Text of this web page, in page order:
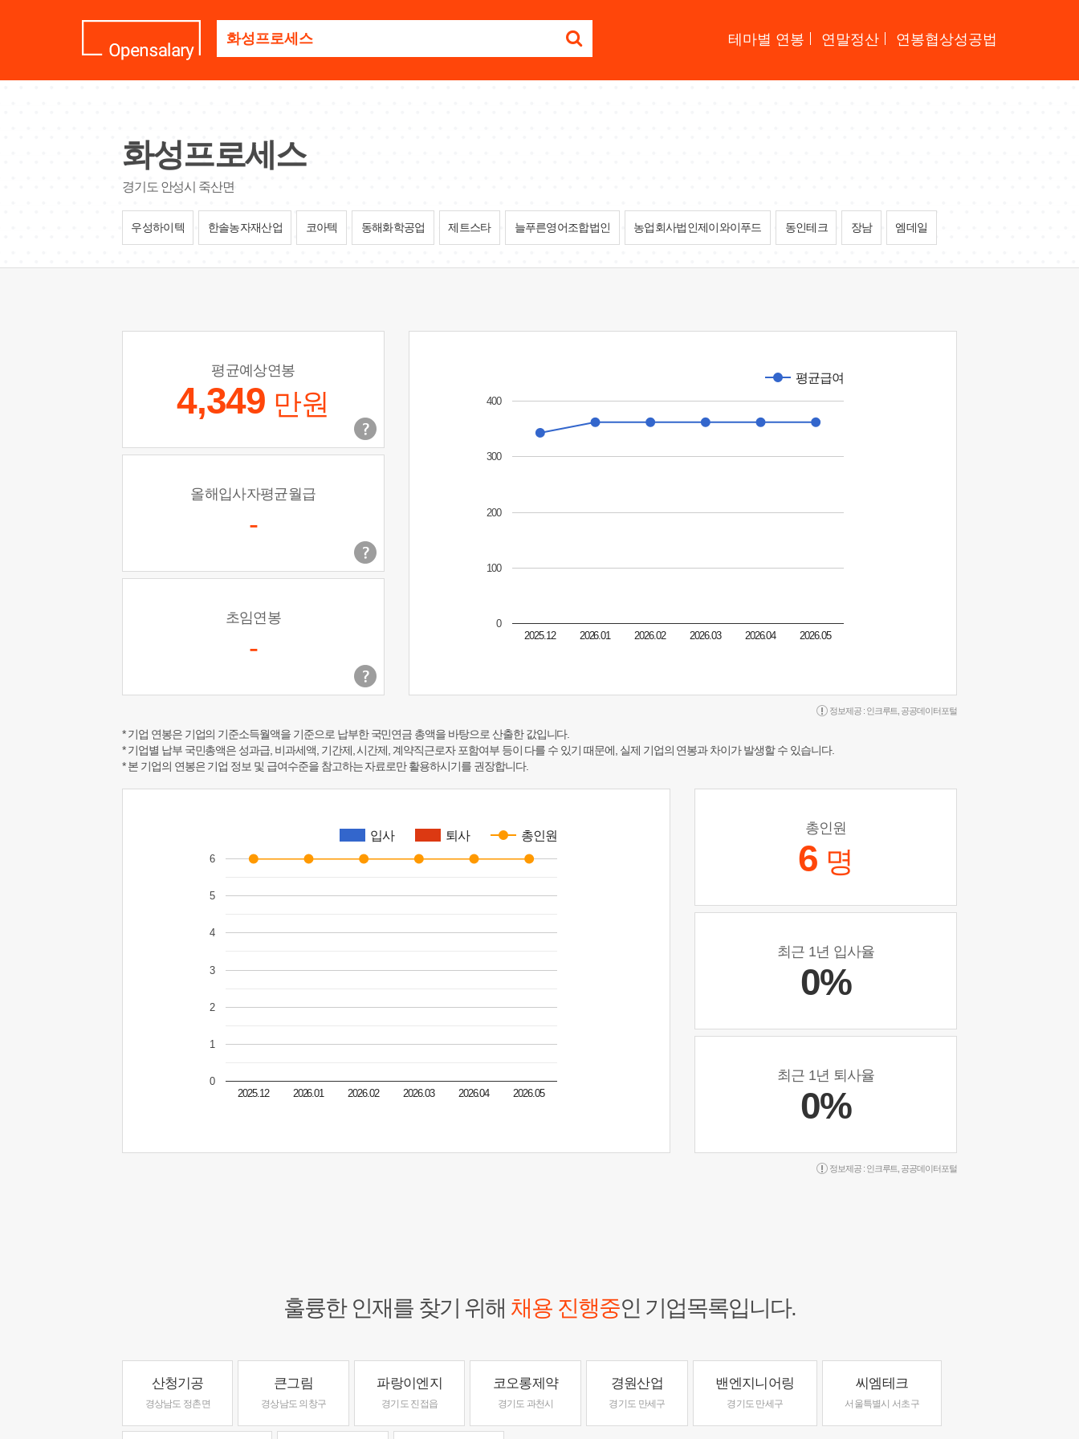
명
세
요
테마별 연봉 연말정산 연봉협상성공법
화성프로세스
경기도 안성시 죽산면
우성하이텍 한솔농자재산업 코아텍 동해화학공업 제트스타 늘푸른영어조합법인 농업회사법인제이와이푸드 동인테크 장남 엠데일
평균예상연봉
4,349 만원
올해입사자평균월급
-
초임연봉
-
평균급여
2025.12 2026.01 2026.02 2026.03 2026.04 2026.05
0
100
200
300
400
정보제공 : 인크루트 공공데이터포털
* 기업 연봉은 기업의 기준소득월액을 기준으로 납부한 국민연금 총액을 바탕으로 산출한 값입니다.
* 기업별 납부 국민총액은 성과급, 비과세액, 기간제, 시간제, 계약직근로자 포함여부 등이 다를 수 있기 때문에, 실제 기업의 연봉과 차이가 발생할 수 있습니다.
* 본 기업의 연봉은 기업 정보 및 급여수준을 참고하는 자료로만 활용하시기를 권장합니다.
입사 퇴사 총인원
2025.12 2026.01 2026.02 2026.03 2026.04 2026.05
0
1
2
3
4
5
6
총인원
6 명
최근 1년 입사율
0%
최근 1년 퇴사율
0%
정보제공 : 인크루트 공공데이터포털
훌륭한 인재를 찾기 위해 채용 진행중인 기업목록입니다.
산청기공
경상남도 정촌면
큰그림
경상남도 의창구
파랑이엔지
경기도 진접읍
코오롱제약
경기도 과천시
경원산업
경기도 만세구
밴엔지니어링
경기도 만세구
씨엠테크
서울특별시 서초구